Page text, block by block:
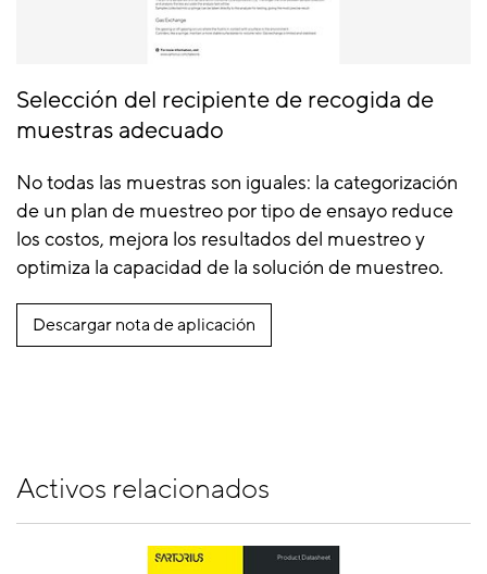
Selección del recipiente de recogida de
muestras adecuado
No todas las muestras son iguales: la categorización
de un plan de muestreo por tipo de ensayo reduce
los costos, mejora los resultados del muestreo y
optimiza la capacidad de la solución de muestreo.
Descargar nota de aplicación
Activos relacionados